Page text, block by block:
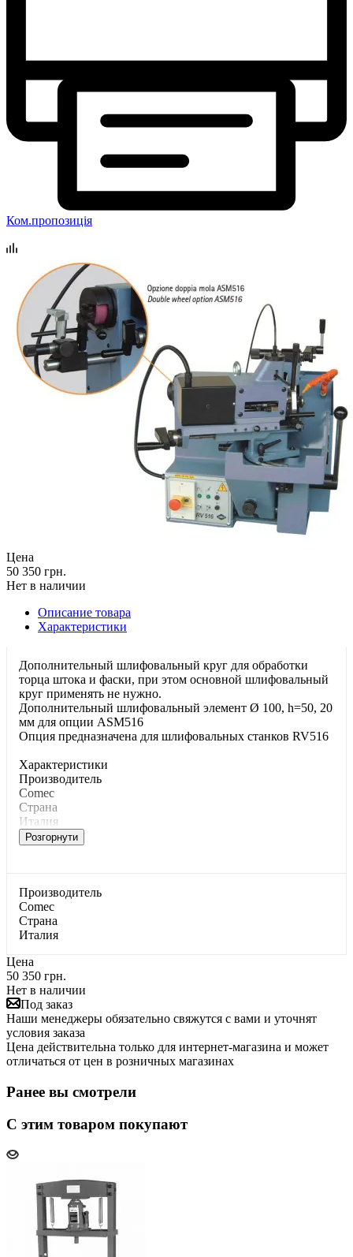
Ком.пропозиція
Цена
50 350 грн.
Нет в наличии
Описание товара
Характеристики
Дополнительный шлифовальный круг для обработки
торца штока и фаски, при этом основной шлифовальный
круг применять не нужно.
Дополнительный шлифовальный элемент Ø 100, h=50, 20
мм для опции ASM516
Опция предназначена для шлифовальных станков RV516
Характеристики
Производитель
Comec
Страна
Италия
Розгорнути
Производитель
Comec
Страна
Италия
Цена
50 350 грн.
Нет в наличии
Под заказ
Наши менеджеры обязательно свяжутся с вами и уточнят
условия заказа
Цена действительна только для интернет-магазина и может
отличаться от цен в розничных магазинах
Ранее вы смотрели
С этим товаром покупают